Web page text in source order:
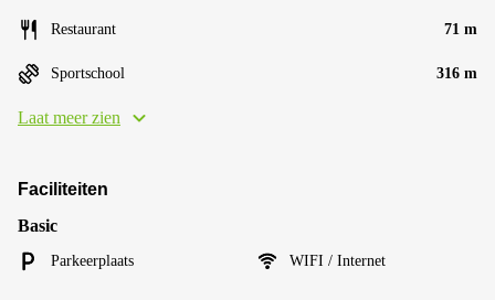
Restaurant 71 m
Sportschool 316 m
Laat meer zien
Faciliteiten
Basic
Parkeerplaats WIFI / Internet